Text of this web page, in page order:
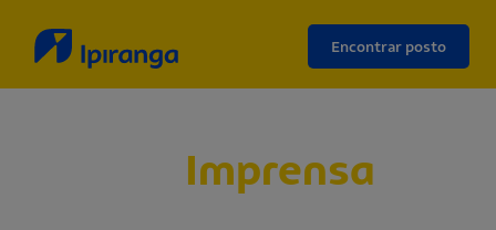
Encontrar posto
Imprensa